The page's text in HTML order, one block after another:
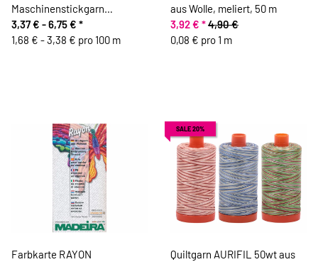
Maschinenstickgarn
GLAMOUR 12, Madeira
3,37 € -6,75 € *
1,68 € - 3,38 € pro 100 m
aus Wolle, meliert, 50 m
3,92 € *4,90 €
0,08 € pro 1 m
Farbkarte RAYON
SALE 20%
Quiltgarn AURIFIL 50wt aus